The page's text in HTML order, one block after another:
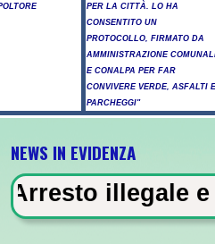
PER LA CITTÀ. LO HA
CONSENTITO UN
PROTOCOLLO, FIRMATO DA
AMMINISTRAZIONE
E CONALPA PER FAR
CONVIVERE VERDE, ASFALTI E
PARCHEGGI"
intossicati a
NEWS IN EVIDENZA
e peculato,